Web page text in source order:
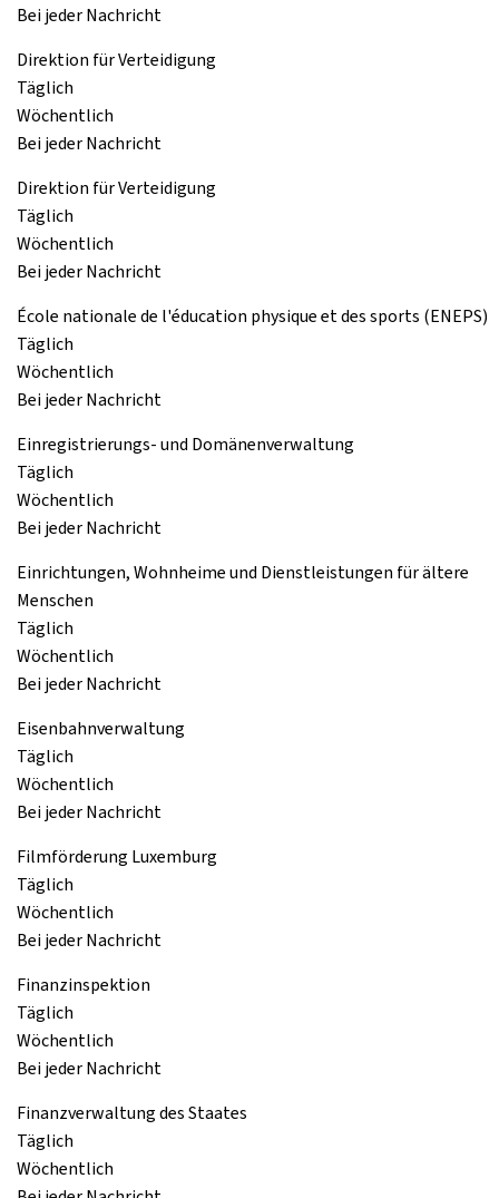
Bei jeder Nachricht
Direktion für Verteidigung
Täglich
Wöchentlich
Bei jeder Nachricht
Direktion für Verteidigung
Täglich
Wöchentlich
Bei jeder Nachricht
École nationale de l'éducation physique et des sports (ENEPS)
Täglich
Wöchentlich
Bei jeder Nachricht
Einregistrierungs- und Domänenverwaltung
Täglich
Wöchentlich
Bei jeder Nachricht
Einrichtungen, Wohnheime und Dienstleistungen für ältere
Menschen
Täglich
Wöchentlich
Bei jeder Nachricht
Eisenbahnverwaltung
Täglich
Wöchentlich
Bei jeder Nachricht
Filmförderung Luxemburg
Täglich
Wöchentlich
Bei jeder Nachricht
Finanzinspektion
Täglich
Wöchentlich
Bei jeder Nachricht
Finanzverwaltung des Staates
Täglich
Wöchentlich